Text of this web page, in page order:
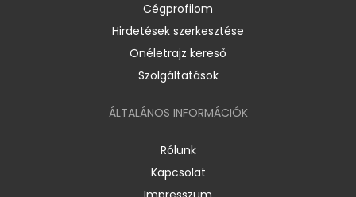
Cégprofilom
Hirdetések szerkesztése
Önéletrajz kereső
Szolgáltatások
ÁLTALÁNOS INFORMÁCIÓK
Rólunk
Kapcsolat